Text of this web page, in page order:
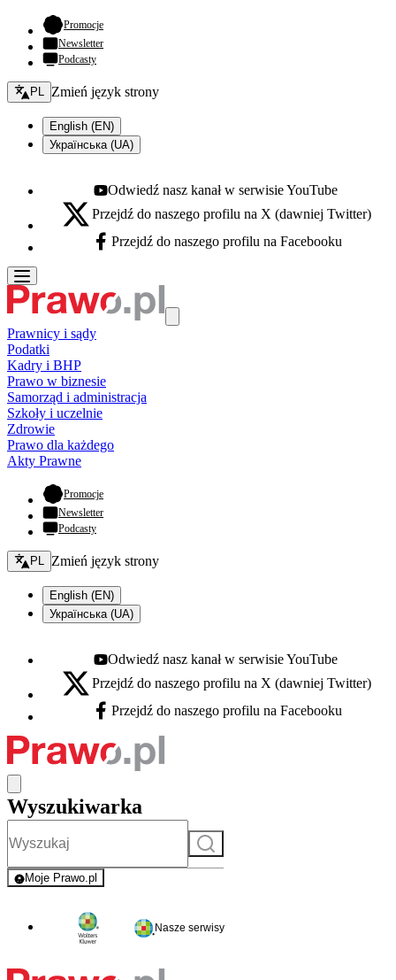
Promocje- otwiera się w nowej karcie
Newsletter
Podcasty
Zmień język - bieżący:
PL Zmień język strony
English (EN)
Українська (UA)
Youtube - otwiera się w nowej karcie
Odwiedź nasz kanał w serwisie YouTube
X - otwiera się w nowej karcie
Przejdź do naszego profilu na X (dawniej Twitter)
Facebook - otwiera się w nowej karcie
Przejdź do naszego profilu na Facebooku
Prawnicy i sądy
Podatki
Kadry i BHP
Prawo w biznesie
Samorząd i administracja
Szkoły i uczelnie
Zdrowie
Prawo dla każdego
Akty Prawne
Promocje- otwiera się w nowej karcie
Newsletter
Podcasty
Zmień język - bieżący:
PL Zmień język strony
English (EN)
Українська (UA)
Youtube - otwiera się w nowej karcie
Odwiedź nasz kanał w serwisie YouTube
X - otwiera się w nowej karcie
Przejdź do naszego profilu na X (dawniej Twitter)
Facebook - otwiera się w nowej karcie
Przejdź do naszego profilu na Facebooku
Wyszukiwarka
Szukaj
Moje Prawo.pl
- rejestracja i logowanie do serwisu
Nasze serwisy